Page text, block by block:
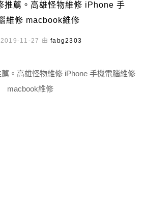
推薦。高雄怪物維修 iPhone 手
維修 macbook維修
2019-11-27 由fabg2303